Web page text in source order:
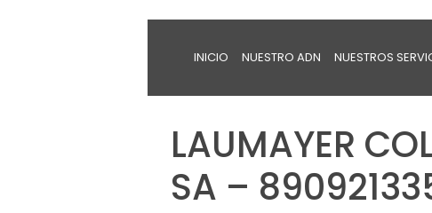
INICIO NUESTRO ADN NUESTROS
LAUMAYER
SA –